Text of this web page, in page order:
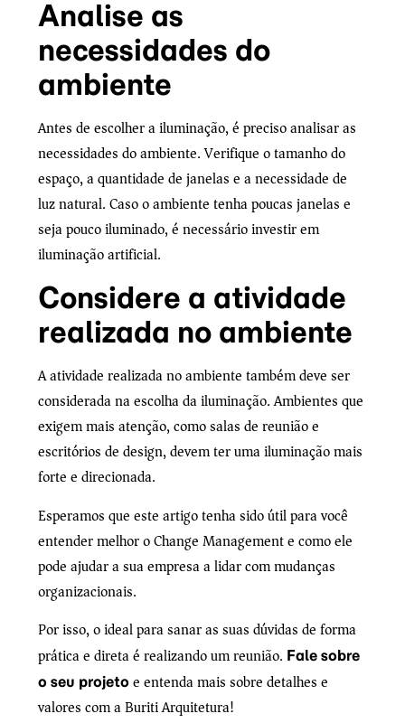
Analise as
necessidades do
ambiente
Antes de escolher a iluminação, é preciso analisar as
necessidades do ambiente. Verifique o tamanho do
espaço, a quantidade de janelas e a necessidade de
luz natural. Caso o ambiente tenha poucas janelas e
seja pouco iluminado, é necessário investir em
iluminação artificial.
Considere a atividade
realizada no ambiente
A atividade realizada no ambiente também deve ser
considerada na escolha da iluminação. Ambientes que
exigem mais atenção, como salas de reunião e
escritórios de design, devem ter uma iluminação mais
forte e direcionada.
Esperamos que este artigo tenha sido útil para você
entender melhor o Change Management e como ele
pode ajudar a sua empresa a lidar com mudanças
organizacionais.
Por isso, o ideal para sanar as suas dúvidas de forma
prática e direta é realizando um reunião. Fale sobre
o seu projeto e entenda mais sobre detalhes e
valores com a Buriti Arquitetura!